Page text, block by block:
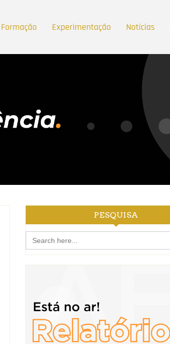
Formação Experimentação Notícias
PESQUISA
Search
for: